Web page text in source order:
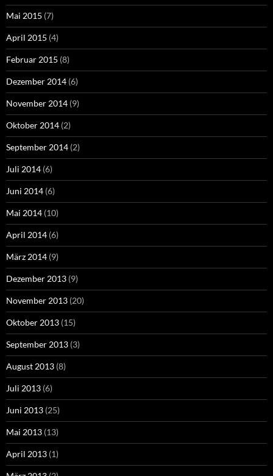
Mai 2015 (7)
April 2015 (4)
Februar 2015 (8)
Dezember 2014 (6)
November 2014 (9)
Oktober 2014 (2)
September 2014 (2)
Juli 2014 (6)
Juni 2014 (6)
Mai 2014 (10)
April 2014 (6)
März 2014 (9)
Dezember 2013 (9)
November 2013 (20)
Oktober 2013 (15)
September 2013 (3)
August 2013 (8)
Juli 2013 (6)
Juni 2013 (25)
Mai 2013 (13)
April 2013 (1)